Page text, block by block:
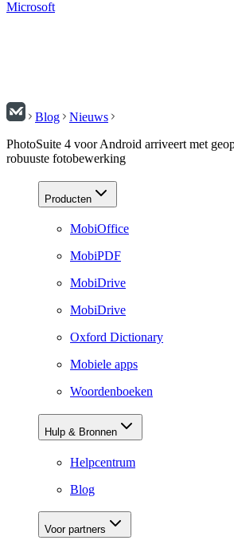
Microsoft
Blog
Nieuws
PhotoSuite 4 voor Android arriveert met
robuuste fotobewerking
Producten
MobiOffice
MobiPDF
MobiDrive
MobiDrive
Oxford Dictionary
Mobiele apps
Woordenboeken
Hulp & Bronnen
Helpcentrum
Blog
Voor partners